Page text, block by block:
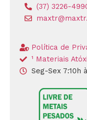
(37) 3226-
Política de
¹ Materiais
Seg-Sex 7:10h